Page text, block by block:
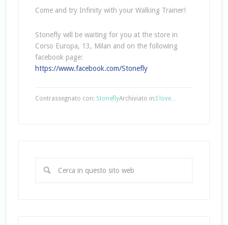
Come and try Infinity with your Walking Trainer!
Stonefly will be waiting for you at the store in
Corso Europa, 13, Milan and on the following
facebook page:
https://www.facebook.com/Stonefly
Archiviato in:I love…
Contrassegnato con: Stonefly